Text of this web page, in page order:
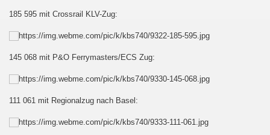
185 595 mit Crossrail KLV-Zug:
145 068 mit P&O Ferrymasters/ECS Zug:
111 061 mit Regionalzug nach Basel: